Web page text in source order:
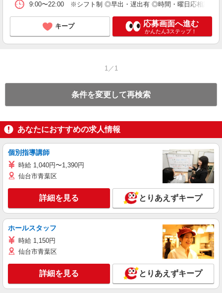
9:00〜22:00 ※シフト制 ◎早出・遅出有 ◎時間・曜日応相談 ◎1
キープ 応募画面へ進む
かんたん3ステップ！
1／1
条件を変更して再検索
あなたにおすすめの求人情報
個別指導講師
時給 1,040円〜1,390円
仙台市青葉区
詳細を見る とりあえずキープ
ホールスタッフ
時給 1,150円
仙台市青葉区
詳細を見る とりあえずキープ